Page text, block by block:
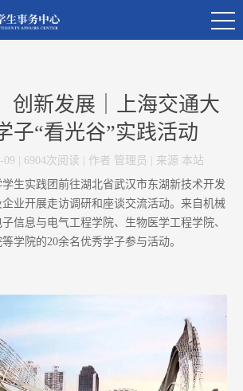
创新发展｜上海交通大
子“看光谷”实践活动
09 | 6904次阅读 | 作者 管理员 | 来源 本站
生实践团前往湖北省武汉市东湖新技术开发
业开展走访调研和座谈交流活动。来自机械
信息与电气工程学院、生物医学工程学院、
学院的20余名优秀学子参与活动。